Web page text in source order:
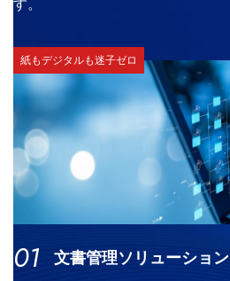
す。
紙もデジタルも迷子ゼロ
01 文書管理ソリューション